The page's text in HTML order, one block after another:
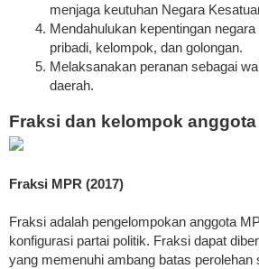
menjaga keutuhan Negara
Mendahulukan kepentingan
pribadi, kelompok, dan golongan.
Melaksanakan peranan sebagai
daerah.
Fraksi dan kelompok anggota
Fraksi MPR (2017)
Fraksi adalah pengelompokan anggota
konfigurasi partai politik. Fraksi dapat
yang memenuhi ambang batas perolehan